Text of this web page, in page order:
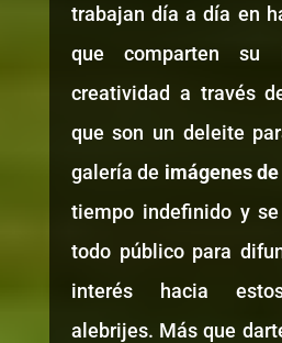
trabajan día a día en
que comparten su
creatividad a través
que son un deleite
galería de imágenes
tiempo indefinido y
todo público para
interés hacia
alebrijes. Más que